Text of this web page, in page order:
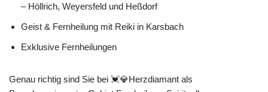
– Höllrich, Weyersfeld und Heßdorf
Geist & Fernheilung mit Reiki in Karsbach
Exklusive Fernheilungen
Genau richtig sind Sie bei 💓️💎Herzdiamant als